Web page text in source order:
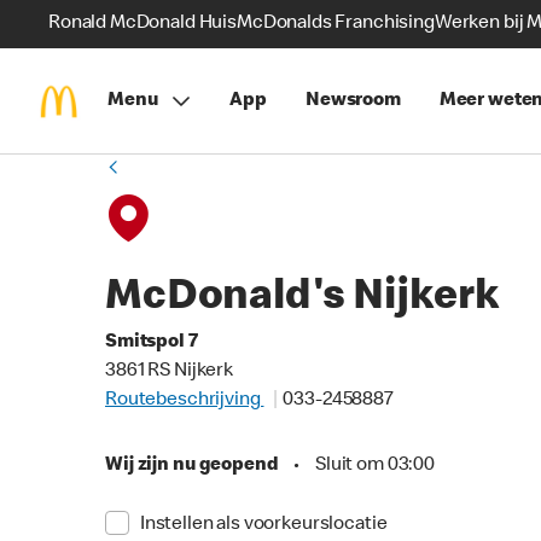
Ronald McDonald HuisMcDonalds FranchisingWerken bij
Menu App Newsroom Meer weten
McDonald's Nijkerk
Smitspol 7
3861 RS Nijkerk
Routebeschrijving
033-2458887
Wij zijn nu geopend • Sluit om 03:00
Instellen als voorkeurslocatie